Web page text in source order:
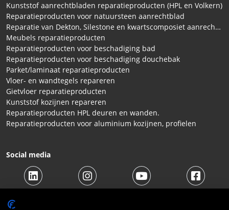
Kunststof aanrechtbladen reparatieproducten (HPL en Volkern)
Reparatieproducten voor natuursteen aanrechtblad
Reparatie van Dekton, Silestone en kwartscomposiet aanrechtbladen
Meubels reparatieproducten
Reparatieproducten voor beschadiging bad
Reparatieproducten voor beschadiging douchebak
Parket/laminaat reparatieproducten
Vloer- en wandtegels repareren
Gietvloer reparatieproducten
Kunststof kozijnen repareren
Reparatieproducten HPL deuren en wanden.
Reparatieproducten voor aluminium kozijnen, profielen
Social media